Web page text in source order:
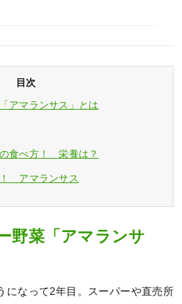
目次
アマランサス」とは
食べ方！ 栄養は？
アマランサス
野菜「アマランサ
になって2年目。スーパーや直売所